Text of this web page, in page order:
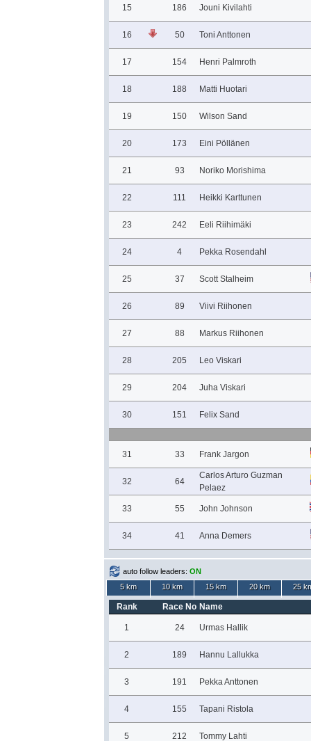
15 186 Jouni Kivilahti
16 50 Toni Anttonen
17 154 Henri Palmroth
18 188 Matti Huotari
19 150 Wilson Sand
20 173 Eini Pöllänen
21 93 Noriko Morishima
22 111 Heikki Karttunen
23 242 Eeli Riihimäki
24 4 Pekka Rosendahl
25 37 Scott Stalheim
26 89 Viivi Riihonen
27 88 Markus Riihonen
28 205 Leo Viskari
29 204 Juha Viskari
30 151 Felix Sand
31 33 Frank Jargon
32 64
Carlos Arturo Guzman
Pelaez
33 55 John Johnson
34 41 Anna Demers
auto follow leaders: ON
5 km
10 km 15 km 20 km 25
Rank Race No Name
1 24 Urmas Hallik
2 189 Hannu Lallukka
3 191 Pekka Anttonen
4 155 Tapani Ristola
5 212 Tommy Lahti